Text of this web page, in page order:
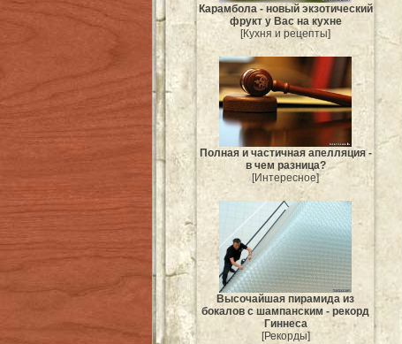
Карамбола - новый экзотический
фрукт у Вас на кухне
[Кухня и рецепты]
Полная и частичная апелляция -
в чем разница?
[Интересное]
Высочайшая пирамида из
бокалов с шампанским - рекорд
Гиннеса
[Рекорды]